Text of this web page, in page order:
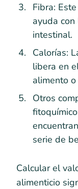
Fibra:
ayuda
intestinal.
Calorías:
libera en
alimento
Otros
serie de
Calcular el
alimenticio